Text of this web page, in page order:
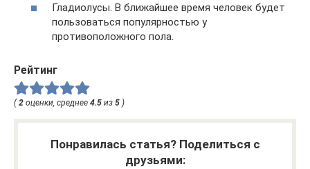
Гладиолусы. В ближайшее время человек будет
пользоваться популярностью у
противоположного пола.
Рейтинг
(2 оценки, среднее 4.5 из 5 )
Понравилась статья? Поделиться с
друзьями: